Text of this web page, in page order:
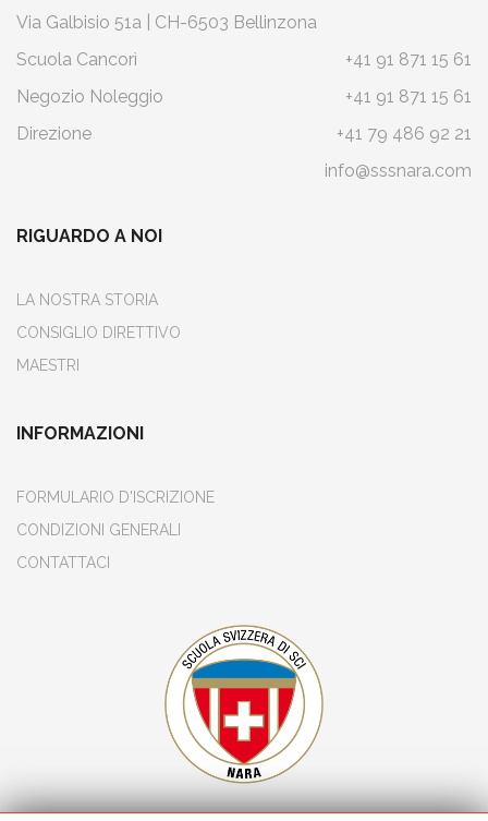
Via Galbisio 51a | CH-6503 Bellinzona
Scuola Cancorì
+41 91 871 15 61
Negozio Noleggio
+41 91 871 15 61
Direzione
+41 79 486 92 21
info@sssnara.com
RIGUARDO A NOI
LA NOSTRA STORIA
CONSIGLIO DIRETTIVO
MAESTRI
INFORMAZIONI
FORMULARIO D'ISCRIZIONE
CONDIZIONI GENERALI
CONTATTACI